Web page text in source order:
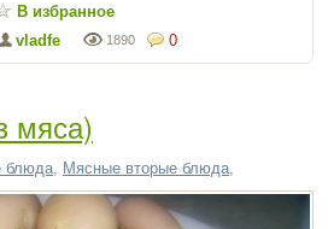
0
1890
vladfe
В избранное
мяса)
блюда Мясные вторые блюда